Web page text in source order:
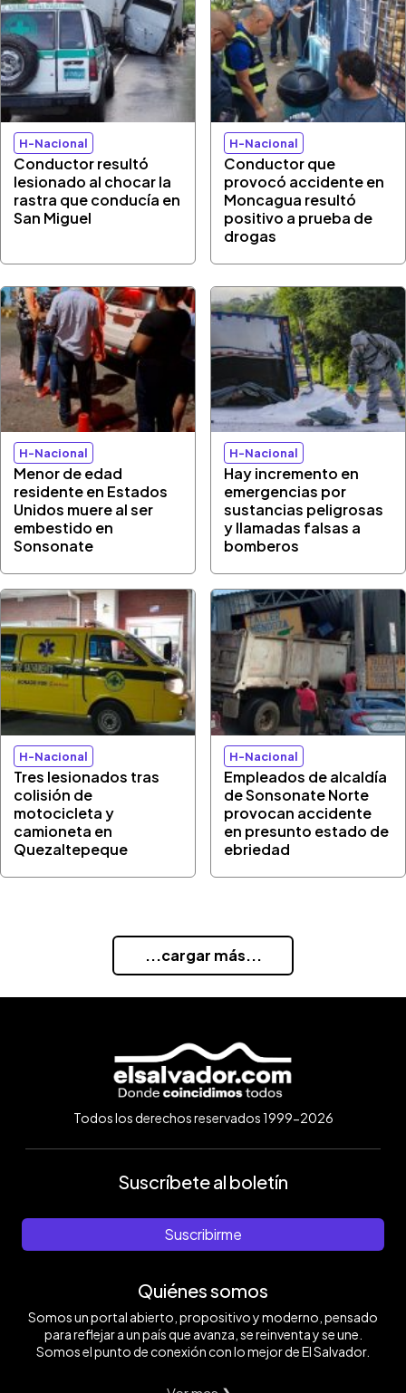
H-Nacional
Conductor resultó
lesionado al chocar la
rastra que conducía en
San Miguel
H-Nacional
Conductor que
provocó accidente en
Moncagua resultó
positivo a prueba de
drogas
H-Nacional
Menor de edad
residente en Estados
Unidos muere al ser
embestido en
Sonsonate
H-Nacional
Hay incremento en
emergencias por
sustancias peligrosas
y llamadas falsas a
bomberos
H-Nacional
Tres lesionados tras
colisión de
motocicleta y
camioneta en
Quezaltepeque
H-Nacional
Empleados de alcaldía
de Sonsonate Norte
provocan accidente
en presunto estado de
ebriedad
...cargar más...
Todos los derechos reservados 1999-2026
Suscríbete al boletín
Suscribirme
Quiénes somos
Somos un portal abierto, propositivo y moderno, pensado
para reflejar a un país que avanza, se reinventa y se une.
Somos el punto de conexión con lo mejor de El Salvador.